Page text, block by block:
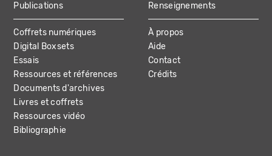
Publications
Coffrets numériques
Digital Boxsets
Essais
Ressources et références
Documents d'archives
Livres et coffrets
Ressources vidéo
Bibliographie
Renseignements
À propos
Aide
Contact
Crédits